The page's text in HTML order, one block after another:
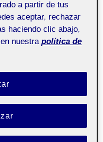
a partir de tus
aceptar, rechazar
haciendo clic abajo,
nuestra política de